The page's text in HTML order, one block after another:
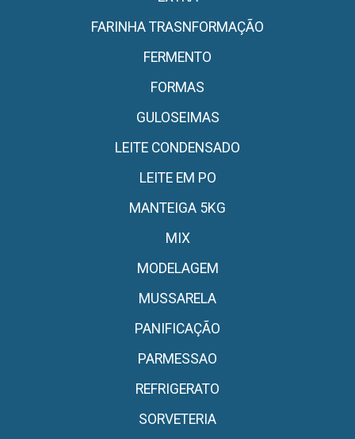
FARINHA TRASNFORMAÇÃO
FERMENTO
FORMAS
GULOSEIMAS
LEITE CONDENSADO
LEITE EM PO
MANTEIGA 5KG
MIX
MODELAGEM
MUSSARELA
PANIFICAÇÃO
PARMESSAO
REFRIGERATO
SORVETERIA